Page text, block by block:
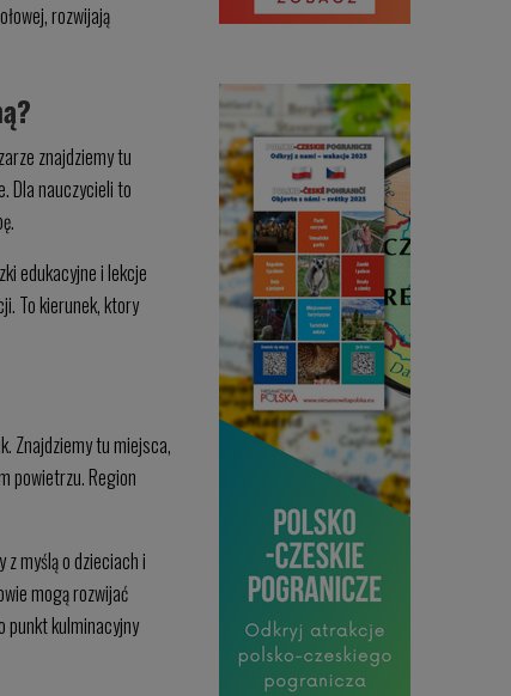
rozwijają
znajdziemy tu
Dla nauczycieli to
edukacyjne i lekcje
To kierunek, ktory
Znajdziemy tu miejsca,
powietrzu. Region
myślą o dzieciach i
mogą rozwijać
punkt kulminacyjny